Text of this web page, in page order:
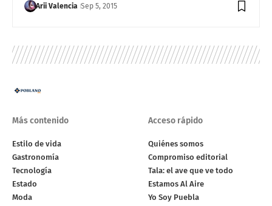
Arii Valencia Sep 5, 2015
Más contenido
Estilo de vida
Gastronomía
Tecnología
Estado
Moda
Acceso rápido
Quiénes somos
Compromiso editorial
Tala: el ave que ve todo
Estamos Al Aire
Yo Soy Puebla